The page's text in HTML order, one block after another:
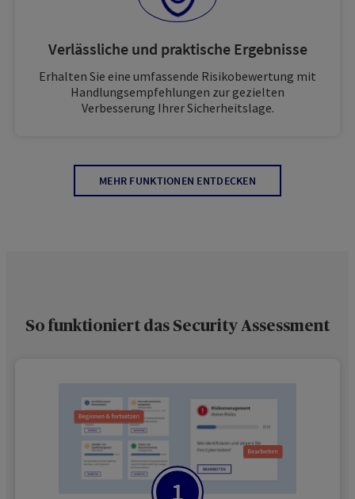
Verlässliche und praktische Ergebnisse
Erhalten Sie eine umfassende Risikobewertung mit
Handlungsempfehlungen zur gezielten
Verbesserung Ihrer Sicherheitslage.
MEHR FUNKTIONEN ENTDECKEN
So funktioniert das Security Assessment